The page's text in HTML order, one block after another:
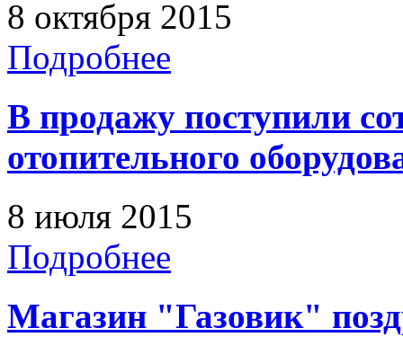
8 октября 2015
Подробнее
В продажу поступили
отопительного
8 июля 2015
Подробнее
Магазин "Газовик"